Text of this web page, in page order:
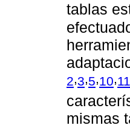
tablas
2,3,5,10,11
mismas